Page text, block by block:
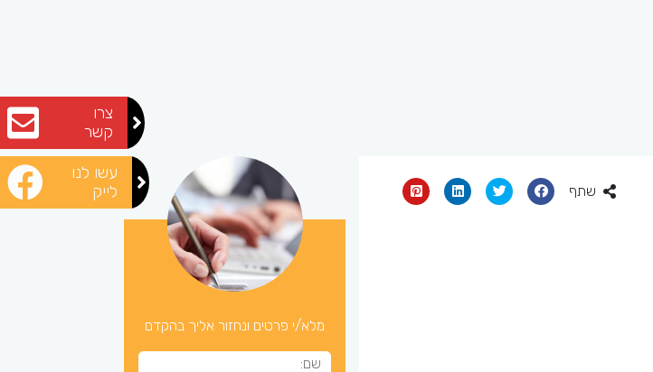
צרו
קשר
עשו לנו
לייק
שתף
מלא/י פרטים ונחזור אליך בהקדם